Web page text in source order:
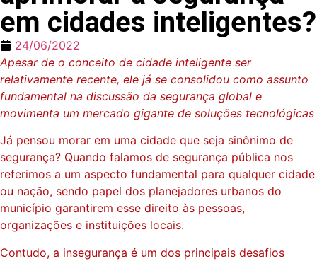
em cidades inteligentes?
24/06/2022
Apesar de o conceito de cidade inteligente ser
relativamente recente, ele já se consolidou como assunto
fundamental na discussão da segurança global e
movimenta um mercado gigante de soluções tecnológicas
Já pensou morar em uma cidade que seja sinônimo de
segurança? Quando falamos de segurança pública nos
referimos a um aspecto fundamental para qualquer cidade
ou nação, sendo papel dos planejadores urbanos do
município garantirem esse direito às pessoas,
organizações e instituições locais.
Contudo, a insegurança é um dos principais desafios